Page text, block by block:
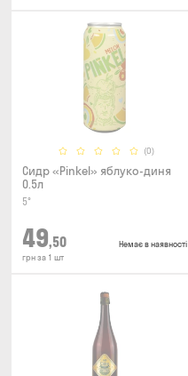
(0)
Сидр «Pinkel» яблуко-диня
0.5л
5°
49,50
грн за 1 шт
Немає в наявності